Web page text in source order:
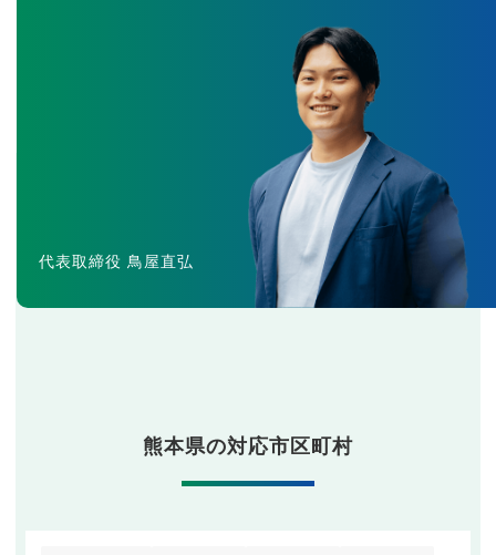
代表取締役 鳥屋直弘
熊本県の対応市区町村